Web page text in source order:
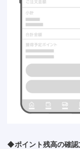
◆ポイント残高の確